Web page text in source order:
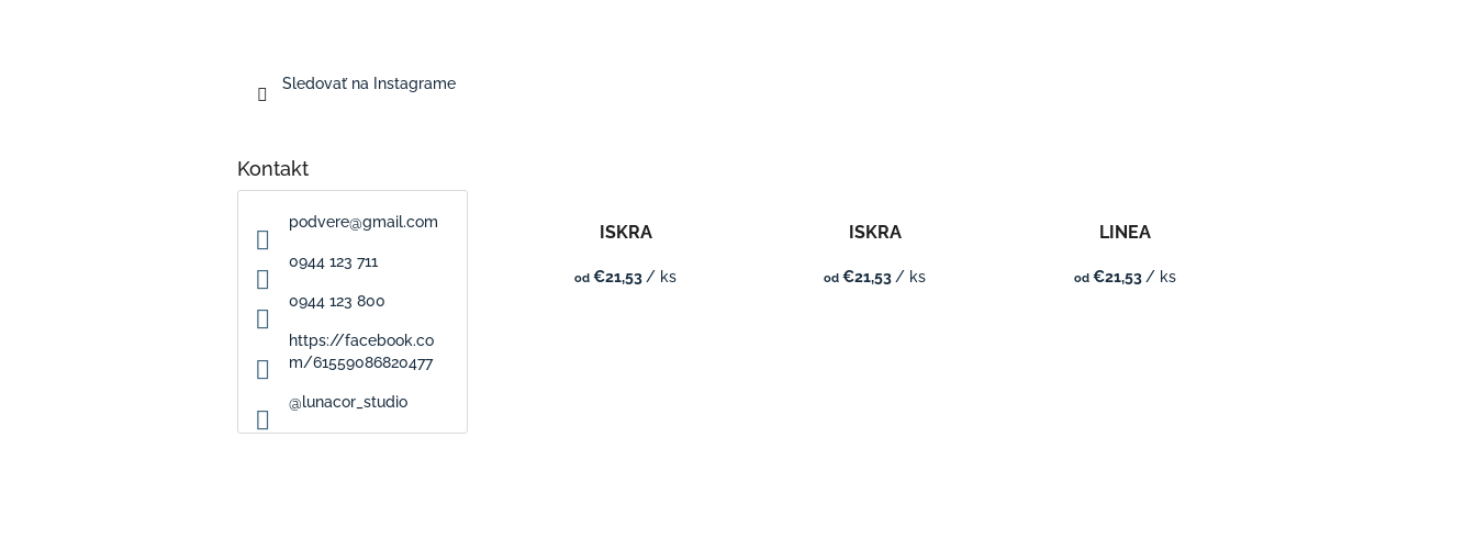
Sledovať na Instagrame
Kontakt
podvere@gmail.com
0944 123 711
0944 123 800
https://facebook.co
m/61559086820477
@lunacor_studio
ISKRA
od €21,53 / ks
ISKRA
od €21,53 / ks
LINEA
od€21,53 / ks